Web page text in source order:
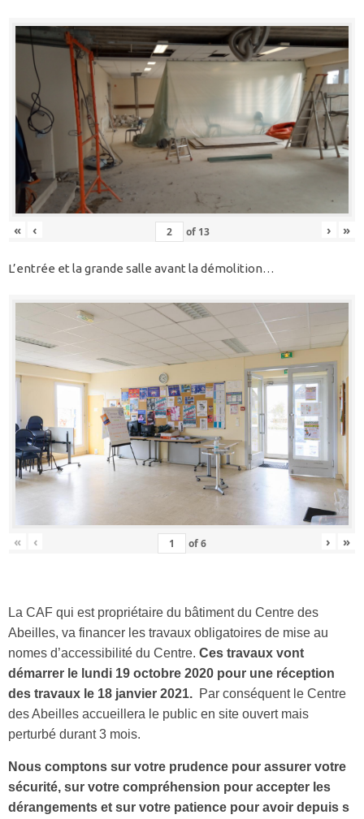
« ‹ of 13 › »
L’entrée et la grande salle avant la démolition…
« ‹ of6 › »
La CAF qui est propriétaire du bâtiment du Centre des
Abeilles, va financer les travaux obligatoires de mise au
nomes d’accessibilité du Centre. Ces travaux vont
démarrer le lundi 19 octobre 2020 pour une réception
des travaux le 18 janvier 2021. Par conséquent le Centre
des Abeilles accueillera le public en site ouvert mais
perturbé durant 3 mois.
Nous comptons sur votre prudence pour assurer votre
sécurité, sur votre compréhension pour accepter les
dérangements et sur votre patience pour avoir depuis s